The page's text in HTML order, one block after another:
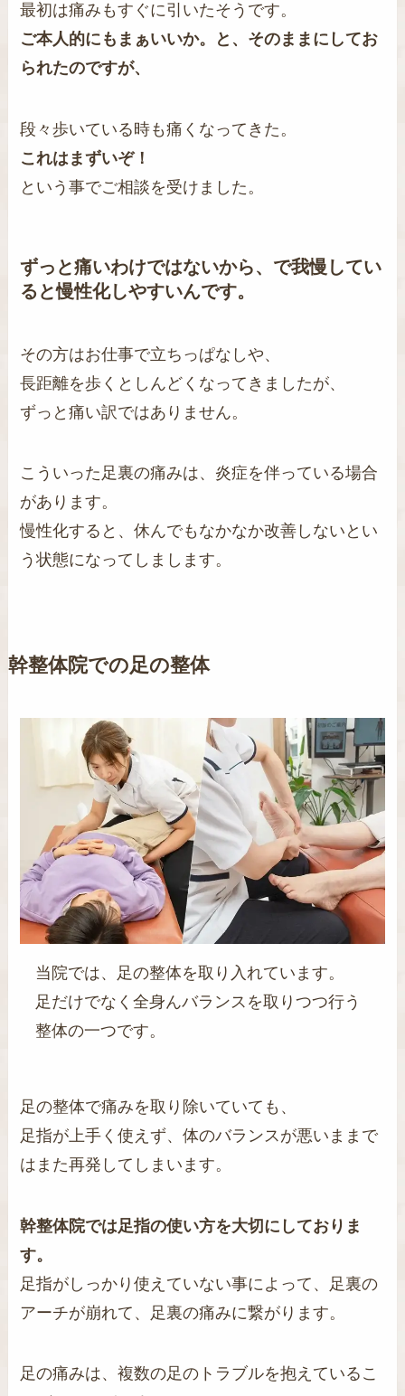
最初は痛みもすぐに引いたそうです。
ご本人的にもまぁいいか。と、そのままにしてお
られたのですが、
段々歩いている時も痛くなってきた。
これはまずいぞ！
という事でご相談を受けました。
ずっと痛いわけではないから、で我慢してい
ると慢性化しやすいんです。
その方はお仕事で立ちっぱなしや、
長距離を歩くとしんどくなってきましたが、
ずっと痛い訳ではありません。
こういった足裏の痛みは、炎症を伴っている場合
があります。
慢性化すると、休んでもなかなか改善しないとい
う状態になってしまします。
幹整体院での足の整体
当院では、足の整体を取り入れています。
足だけでなく全身んバランスを取りつつ行う
整体の一つです。
足の整体で痛みを取り除いていても、
足指が上手く使えず、体のバランスが悪いままで
はまた再発してしまいます。
幹整体院では足指の使い方を大切にしておりま
す。
足指がしっかり使えていない事によって、足裏の
アーチが崩れて、足裏の痛みに繋がります。
足の痛みは、複数の足のトラブルを抱えているこ